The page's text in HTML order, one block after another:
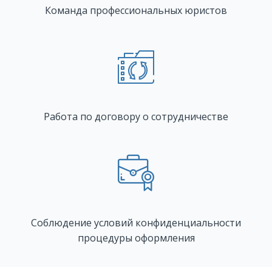
Команда профессиональных юристов
Работа по договору о сотрудничестве
Соблюдение условий конфиденциальности
процедуры оформления